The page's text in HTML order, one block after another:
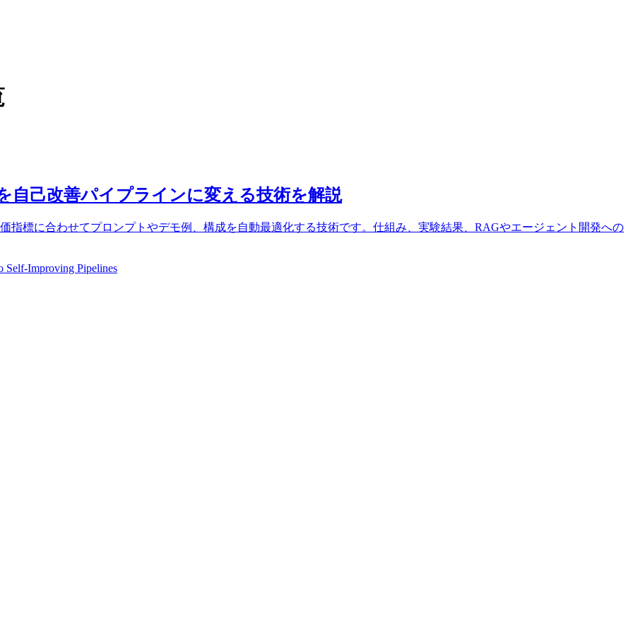
自己改善パイプラインに変える技術を解説
指標に合わせてプロンプトやデモ例、構成を自動最適化する技術です。仕組み、実験結果、RAGやエージェント開発への
Self-Improving Pipelines